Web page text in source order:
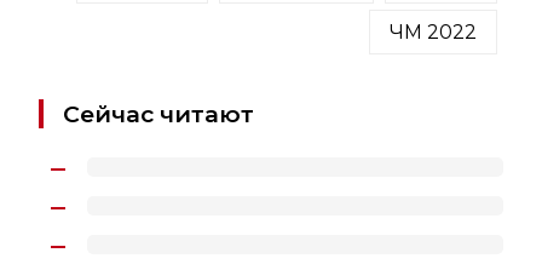
ЧМ 2022
Сейчас читают